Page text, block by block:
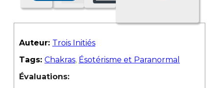
Auteur: Trois Initiés
Tags: Chakras, Ésotérisme et Paranormal
Évaluations: